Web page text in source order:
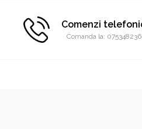
Comenzi
Comanda la: